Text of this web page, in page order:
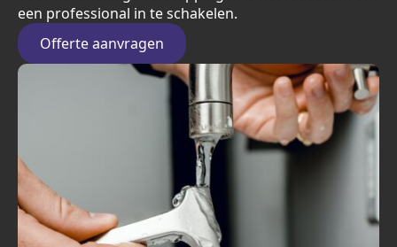
een professional in te schakelen.
Offerte aanvragen